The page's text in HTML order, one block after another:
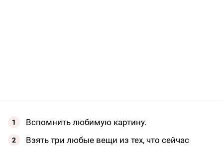
Вспомнить любимую картину.
Взять три любые вещи из тех, что сейчас